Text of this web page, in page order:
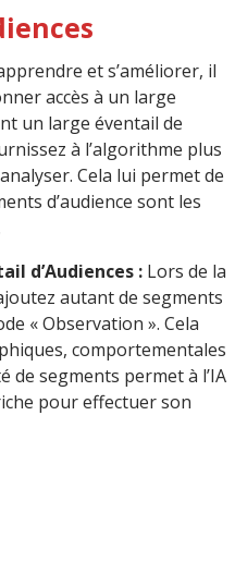
et s’améliorer, il
accès à un large
un large éventail de
à l’algorithme plus
Cela lui permet de
d’audience sont les
d’Audiences : Lors de la
autant de segments
« Observation ». Cela
comportementales
de segments permet à l’IA
pour effectuer son